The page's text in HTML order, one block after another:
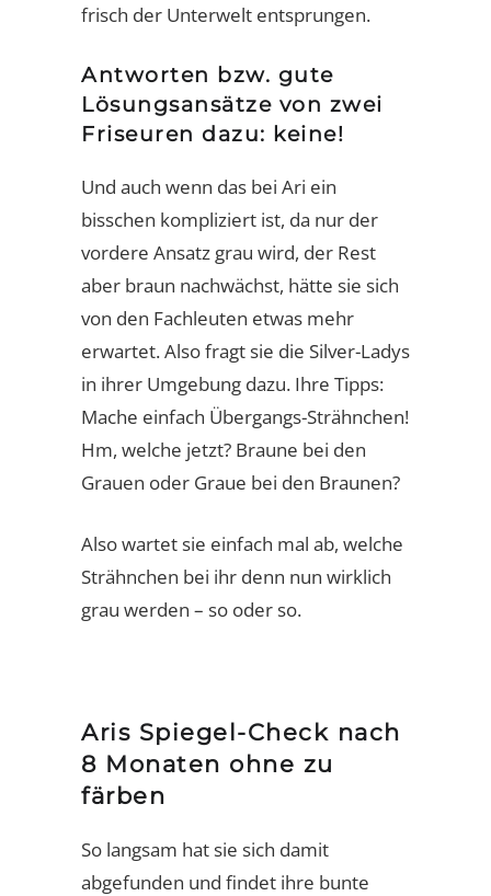
frisch der Unterwelt entsprungen.
Antworten bzw. gute
Lösungsansätze von zwei
Friseuren dazu: keine!
Und auch wenn das bei Ari ein
bisschen kompliziert ist, da nur der
vordere Ansatz grau wird, der Rest
aber braun nachwächst, hätte sie sich
von den Fachleuten etwas mehr
erwartet. Also fragt sie die Silver-Ladys
in ihrer Umgebung dazu. Ihre Tipps:
Mache einfach Übergangs-Strähnchen!
Hm, welche jetzt? Braune bei den
Grauen oder Graue bei den Braunen?
Also wartet sie einfach mal ab, welche
Strähnchen bei ihr denn nun wirklich
grau werden – so oder so.
Aris Spiegel-Check nach
8 Monaten ohne zu
färben
So langsam hat sie sich damit
abgefunden und findet ihre bunte